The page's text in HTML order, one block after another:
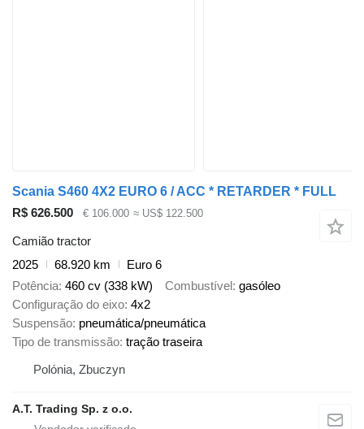
Scania S460 4X2 EURO 6 / ACC * RETARDER * FULL
R$ 626.500
€ 106.000 ≈ US$ 122.500
Camião tractor
2025
68.920 km
Euro 6
Potência 460 cv (338 kW) Combustível gasóleo
Configuração do eixo 4x2
Suspensão pneumática/pneumática
Tipo de transmissão tração traseira
Polónia, Zbuczyn
A.T. Trading Sp. z o.o.